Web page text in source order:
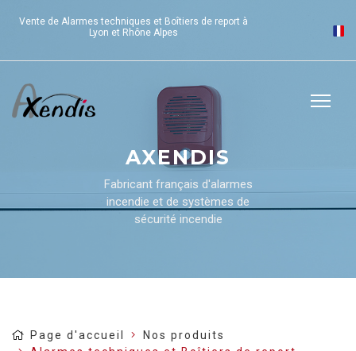
Vente de Alarmes techniques et Boîtiers de report à
Lyon et Rhône Alpes
AXENDIS
Fabricant français d'alarmes
incendie et de systèmes de
sécurité incendie
Page d'accueil
Nos produits